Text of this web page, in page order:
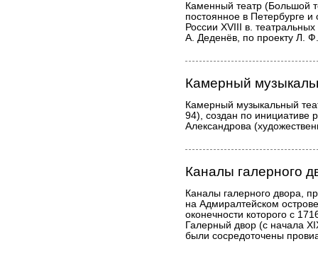
Каменный театр (Большой
постоянное в Петербурге
России XVIII в.
А. Деденёв, по проекту Л.
Камерный
Камерный музыкальный
94), создан по инициативе
Александрова
Каналы галерного
Каналы галерного двора,
на Адмиралтейском
оконечности которого с
Галерный двор (с начала
были сосредоточены